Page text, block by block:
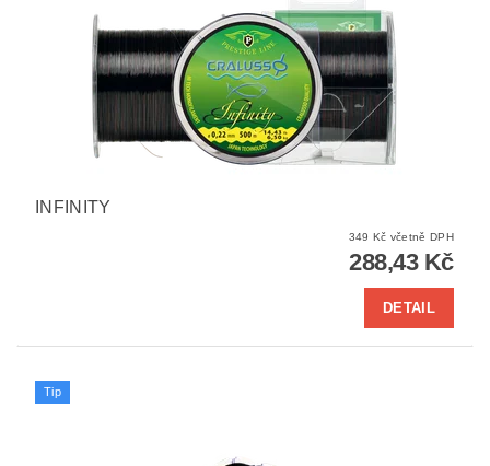
INFINITY
349 Kč včetně DPH
288,43 Kč
DETAIL
Tip